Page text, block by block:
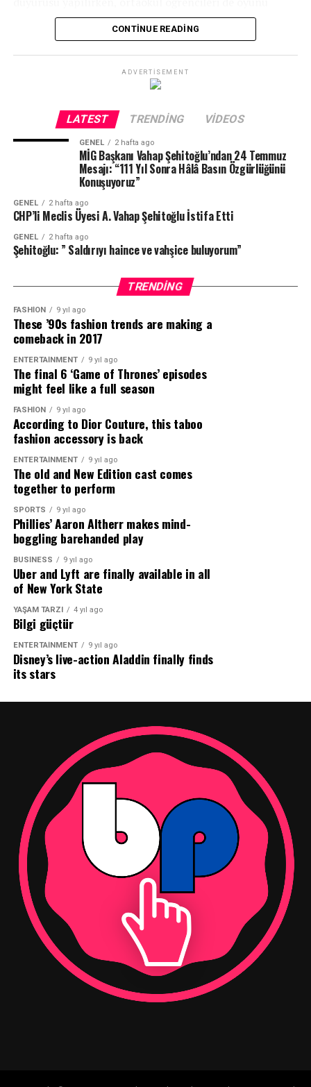
yerinde deneyimleme imkanı yakaladı. Bir antik kenti
yaşadığı dönemdeki unsurlarla oyunculara aktaran
oyunun tasarımı tamamen oyuncu deneyimine yönelik
öğrencilerle gerçekleştirilen etkinliğin ardından yaptığı
açıklamada, “Oyunun en büyük hedefi kültürel mirası
deneyim yoluyla keşfedip oyuncuların yaşadığı coğrafya
ile geçmişten bugüne bağ kurmasını sağlamak.
Metropolis Antik Kenti’ndeki önemli kültürel miras
öğelerini dönemin görevleri ile deneyimleyen öğrenciler,
kimi zaman hamamın görevlisi, kimi zaman mecliste
karar verici kimi zaman gymnasium’da bir sporcu olarak
çeşitli görevleri yerine getirip antik kenti gezdi.
yakından keşfetmelerini sağlayan bir keşif yolculuğuna
Dokuz Eylül Üniversitesi Arkeoloji Bölümü ve Torbalı
Meslek Yüksek Okulu Öğretim Üyesi ve Metropolis Antik
Kenti Kazı Başkanı Prof. Dr. Serdar Aybek de etkinlik
kapsamında öğrencilere rehberlik ederken kentin tarihi
önemine dikkat çekti. Aybek, “Metropolis Antik
Kenti Geç Neolitik Çağ’dan başlayarak Klasik, Helenistik,
Roma ve Bizans dönemlerine, Türk Beylikleri ve
Osmanlı’ya kadar pek çok çağ ve uygarlığa ev sahipliği
yaptı. Böylesine geniş çaplı bir mirasın arkeoloji
biliminin ışığında öğrencilerle buluşması mutluluk verici
bir gelişme. Oyunun İzinde: Metropolis etkinliği
geleceğimize yön verecek çocukların tarihlerini daha
eğlenceli yollardan öğrenmelerine katkı sağladı.
Etkinliğin gerçekleşmesine katkıda bulunan Sabancı
Vakfı Fark Yaratanı Gökçen Göksel’e teşekkür ediyorum.”
şeklinde konuştu.
Metropolis Antik Kenti’ndeki etkinlik bitiminde her
öğrenci, geçmişle bugün arasında oyunla kurulan bağ
sayesinde kültürel miras öğelerini korumak, yaşatmak ve
bu değerleri yaygınlaştırmak için “Metropolis Kaşifi”
unvanına kavuştu.
CONTINUE READING
ADVERTISEMENT
LATEST TRENDING VIDEOS
GENEL 2 hafta ago
MİG Başkanı Vahap Şehitoğlu’ndan 24 Temmuz
Mesajı: “111 Yıl Sonra Hâlâ Basın Özgürlüğünü
Konuşuyoruz”
GENEL 2 hafta ago
CHP’li Meclis Üyesi A. Vahap Şehitoğlu İstifa Etti
GENEL 2 hafta ago
Şehitoğlu: ” Saldırıyı haince ve vahşice buluyorum”
TRENDING
FASHION 9 yıl ago
These ’90s fashion trends are making a
comeback in 2017
ENTERTAINMENT 9 yıl ago
The final 6 ‘Game of Thrones’ episodes
might feel like a full season
FASHION 9 yıl ago
According to Dior Couture, this taboo
fashion accessory is back
ENTERTAINMENT 9 yıl ago
The old and New Edition cast comes
together to perform
SPORTS 9 yıl ago
Phillies’ Aaron Altherr makes mind-
boggling barehanded play
BUSINESS 9 yıl ago
Uber and Lyft are finally available in all
of New York State
YAŞAM TARZI 4 yıl ago
Bilgi güçtür
ENTERTAINMENT 9 yıl ago
Disney’s live-action Aladdin finally finds
its stars